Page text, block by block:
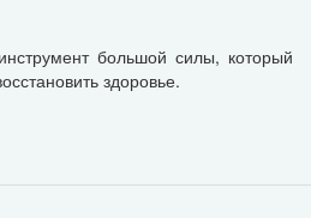
большой силы, который
здоровье.